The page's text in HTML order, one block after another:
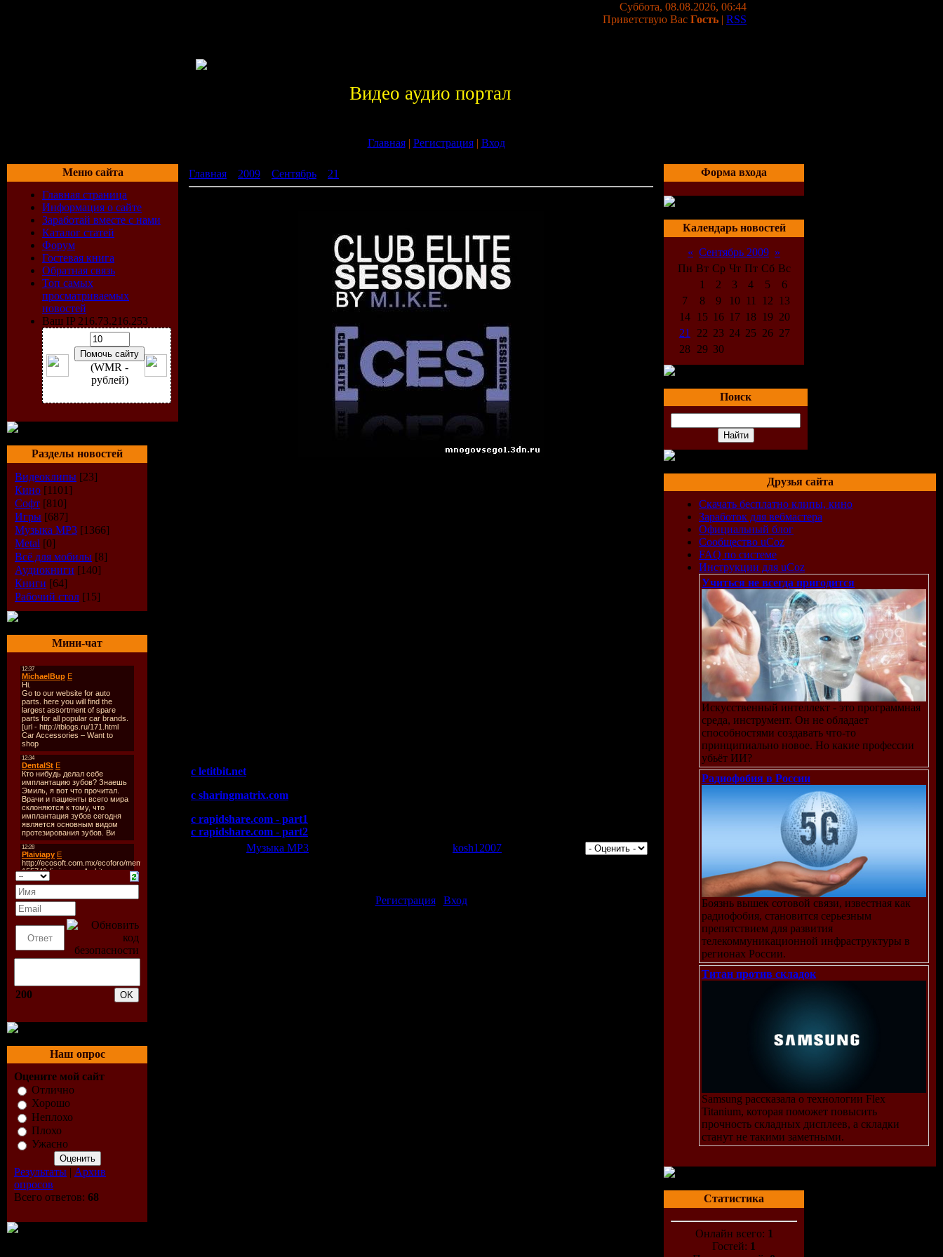
Суббота, 08.08.2026, 06:44
Приветствую Вас Гость | RSS
Видео аудио портал
Главная| Регистрация| Вход
Меню сайта
Главная страница
Информация о сайте
Заработай вместе с нами
Каталог статей
Форум
Гостевая книга
Обратная связь
Топ самых
просматриваемых
новостей
Ваш IP 216.73.216.253
(WMR -
рублей)
Разделы новостей
Видеоклипы [23]
Кино [1101]
Софт [810]
Игры [687]
Музыка МР3 [1366]
Metal [0]
Всё для мобилы [8]
Аудиокниги [140]
Книги [64]
Рабочий стол [15]
Мини-чат
200
Наш опрос
Оцените мой сайт
Отлично
Хорошо
Неплохо
Плохо
Ужасно
Результаты | Архив
опросов
Всего ответов: 68
Главная 2009 Сентябрь 21
c letitbit.net
c sharingmatrix.com
c rapidshare.com - part1
c rapidshare.com - part2
Музыка МР3 kosh12007
Регистрация| Вход]
Форма входа
Календарь новостей
« Сентябрь 2009 »
Пн Вт Ср Чт Пт Сб Вс
1
2 3 4 5
6
7
8 9 10 11 12
13
14
15 16 17 18 19 20
21
22 23 24 25 26 27
28 29 30
Поиск
Друзья сайта
Скачать бесплатно клипы, кино
Заработок для вебмастера
Официальный блог
Сообщество uCoz
FAQ по системе
Инструкции для uCoz
Учиться не всегда пригодится
Искусственный интеллект - это программная
среда, инструмент. Он не обладает
способностями создавать что-то
принципиально новое. Но какие профессии
убьёт ИИ?
Радиофобия в России
Боязнь вышек сотовой связи, известная как
радиофобия, становится серьезным
препятствием для развития
телекоммуникационной инфраструктуры в
регионах России.
Титан против складок
Samsung рассказала о технологии Flex
Titanium, которая поможет повысить
прочность складных дисплеев, а складки
станут не такими заметными.
Статистика
Онлайн всего: 1
Гостей: 1